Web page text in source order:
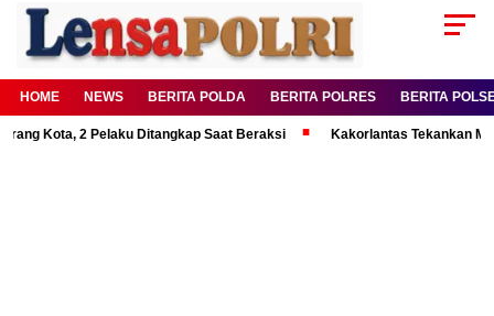
HOME NEWS BERITA POLDA BERITA POLRES BERITA
2 Pelaku Ditangkap Saat Beraksi Kakorlantas Tekankan Mental Kuat